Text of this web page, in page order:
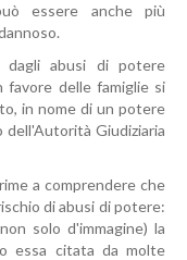
essere anche più
abusi di potere
favore delle famiglie si
in nome di un potere
dell'Autorità Giudiziaria
a comprendere che
di abusi di potere:
solo d'immagine) la
essa citata da molte